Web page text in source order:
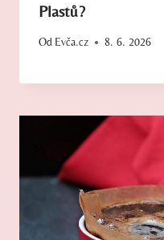
Plastů?
Od Evča.cz 8. 6. 2026